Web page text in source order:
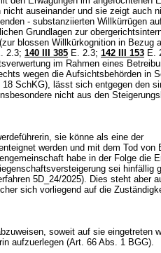
auseinander und sie zeigt auch
- substanziierten Willkürrügen
Grundlagen zur
blossen Willkürkognition in Bezug
2.3; 140 III 385 E. 2.3; 142 III 153 E.
im Rahmen eines
wegen die Aufsichtsbehörden in
18 SchKG), lässt sich entgegen den
nicht aus den
sie könne als eine der
werden und mit dem Tod von
habe in der Folge die
sei hinfällig
5D_24/2025). Dies steht aber
sich vorliegend auf die
soweit auf sie eingetreten
aufzuerlegen (Art. 66 Abs. 1 BGG).